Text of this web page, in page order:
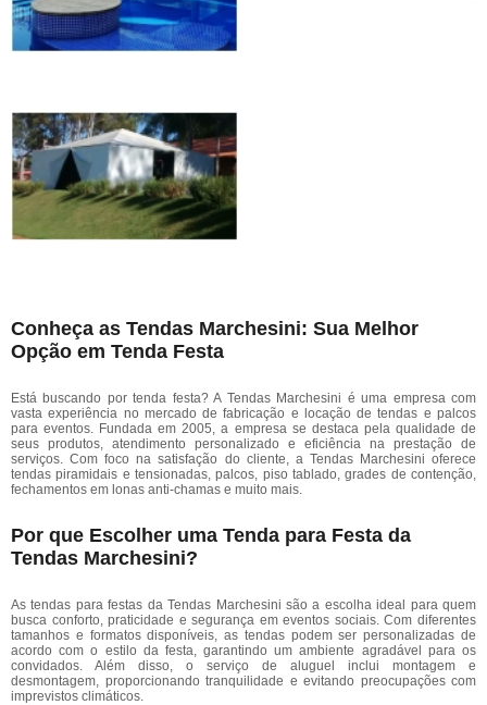
Conheça as Tendas Marchesini: Sua Melhor
Opção em Tenda Festa
Está buscando por tenda festa? A Tendas Marchesini é uma empresa com
vasta experiência no mercado de fabricação e locação de tendas e palcos
para eventos. Fundada em 2005, a empresa se destaca pela qualidade de
seus produtos, atendimento personalizado e eficiência na prestação de
serviços. Com foco na satisfação do cliente, a Tendas Marchesini oferece
tendas piramidais e tensionadas, palcos, piso tablado, grades de contenção,
fechamentos em lonas anti-chamas e muito mais.
Por que Escolher uma Tenda para Festa da
Tendas Marchesini?
As tendas para festas da Tendas Marchesini são a escolha ideal para quem
busca conforto, praticidade e segurança em eventos sociais. Com diferentes
tamanhos e formatos disponíveis, as tendas podem ser personalizadas de
acordo com o estilo da festa, garantindo um ambiente agradável para os
convidados. Além disso, o serviço de aluguel inclui montagem e
desmontagem, proporcionando tranquilidade e evitando preocupações com
imprevistos climáticos.